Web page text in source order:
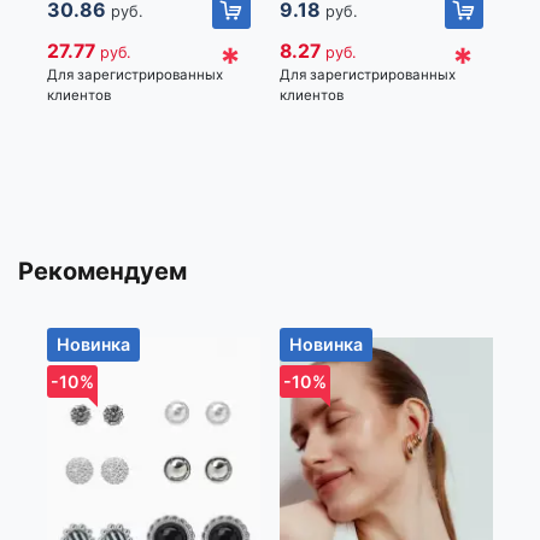
белый
30.86 руб.
27.77 руб.
Для зарегистрированных
клиентов
*
9.18 руб.
8.27 руб.
Для зарегистрированных
клиентов
*
Рекомендуем
Новинка
-10%
Новинка
-10%